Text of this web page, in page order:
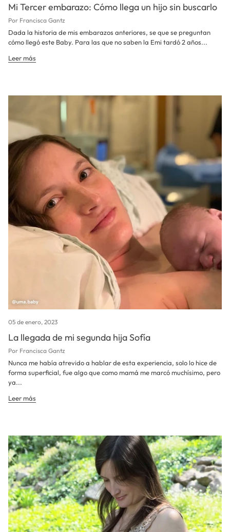
Mi Tercer embarazo: Cómo llega un hijo sin buscarlo
Por Francisca Gantz
Dada la historia de mis embarazos anteriores, se que se preguntan
cómo llegó este Baby. Para las que no saben la Emi tardó 2 años...
Leer más
05 de enero, 2023
La llegada de mi segunda hija Sofía
Por Francisca Gantz
Nunca me había atrevido a hablar de esta experiencia, solo lo hice de
forma superficial, fue algo que como mamá me marcó muchísimo, pero
ya...
Leer más